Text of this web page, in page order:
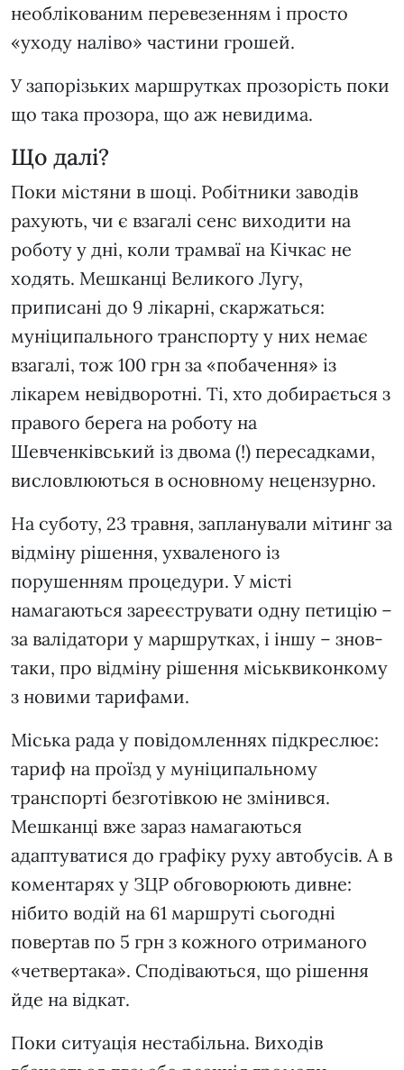
необлікованим перевезенням і просто
«уходу наліво» частини грошей.
У запорізьких маршрутках прозорість поки
що така прозора, що аж невидима.
Що далі?
Поки містяни в шоці. Робітники заводів
рахують, чи є взагалі сенс виходити на
роботу у дні, коли трамваї на Кічкас не
ходять. Мешканці Великого Лугу,
приписані до 9 лікарні, скаржаться:
муніципального транспорту у них немає
взагалі, тож 100 грн за «побачення» із
лікарем невідворотні. Ті, хто добирається з
правого берега на роботу на
Шевченківський із двома (!) пересадками,
висловлюються в основному нецензурно.
На суботу, 23 травня, запланували мітинг за
відміну рішення, ухваленого із
порушенням процедури. У місті
намагаються зареєструвати одну петицію –
за валідатори у маршрутках, і іншу – знов-
таки, про відміну рішення міськвиконкому
з новими тарифами.
Міська рада у повідомленнях підкреслює:
тариф на проїзд у муніципальному
транспорті безготівкою не змінився.
Мешканці вже зараз намагаються
адаптуватися до графіку руху автобусів. А в
коментарях у ЗЦР обговорюють дивне:
нібито водій на 61 маршруті сьогодні
повертав по 5 грн з кожного отриманого
«четвертака». Сподіваються, що рішення
йде на відкат.
Поки ситуація нестабільна. Виходів